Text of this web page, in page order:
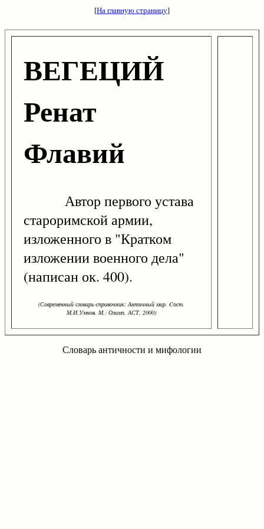
[На главную страницу]
ВЕГЕЦИЙ
Ренат
Флавий
Автор первого устава
староримской армии,
изложенного в "Кратком
изложении военного дела"
(написан ок. 400).
(Современный словарь-справочник: Античный мир. Cост.
М.И.Умнов. М.: Олимп, АСТ, 2000)
Словарь античности и мифологии